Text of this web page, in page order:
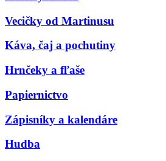
Vecičky od Martinusu
Káva, čaj a pochutiny
Hrnčeky a fľaše
Papiernictvo
Zápisníky a kalendáre
Hudba